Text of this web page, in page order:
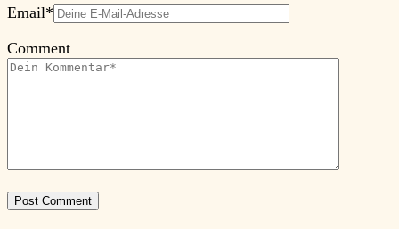
Email*
Comment